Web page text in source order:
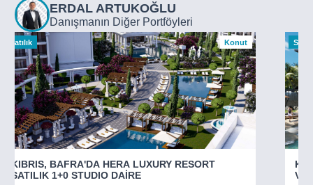
ERDAL ARTUKOĞLU
Danışmanın Diğer Portföyleri
Satılık Konut
KIBRIS, BAFRA'DA HERA LUXURY RESORT
SATILIK 1+0 STUDIO DAİRE